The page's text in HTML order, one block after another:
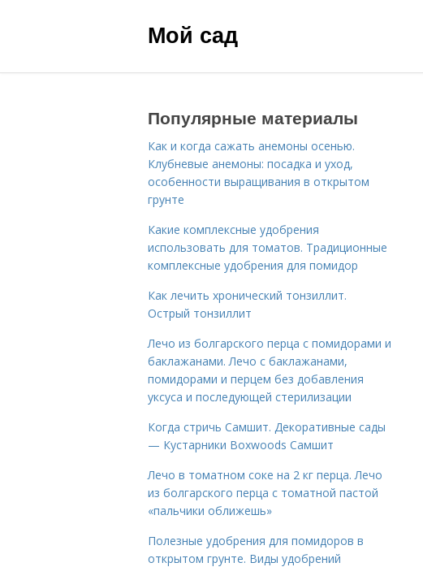
Мой сад
Популярные материалы
Как и когда сажать анемоны осенью.
Клубневые анемоны: посадка и уход,
особенности выращивания в открытом
грунте
Какие комплексные удобрения
использовать для томатов. Традиционные
комплексные удобрения для помидор
Как лечить хронический тонзиллит.
Острый тонзиллит
Лечо из болгарского перца с помидорами и
баклажанами. Лечо с баклажанами,
помидорами и перцем без добавления
уксуса и последующей стерилизации
Когда стричь Самшит. Декоративные сады
— Кустарники Boxwoods Самшит
Лечо в томатном соке на 2 кг перца. Лечо
из болгарского перца с томатной пастой
«пальчики оближешь»
Полезные удобрения для помидоров в
открытом грунте. Виды удобрений